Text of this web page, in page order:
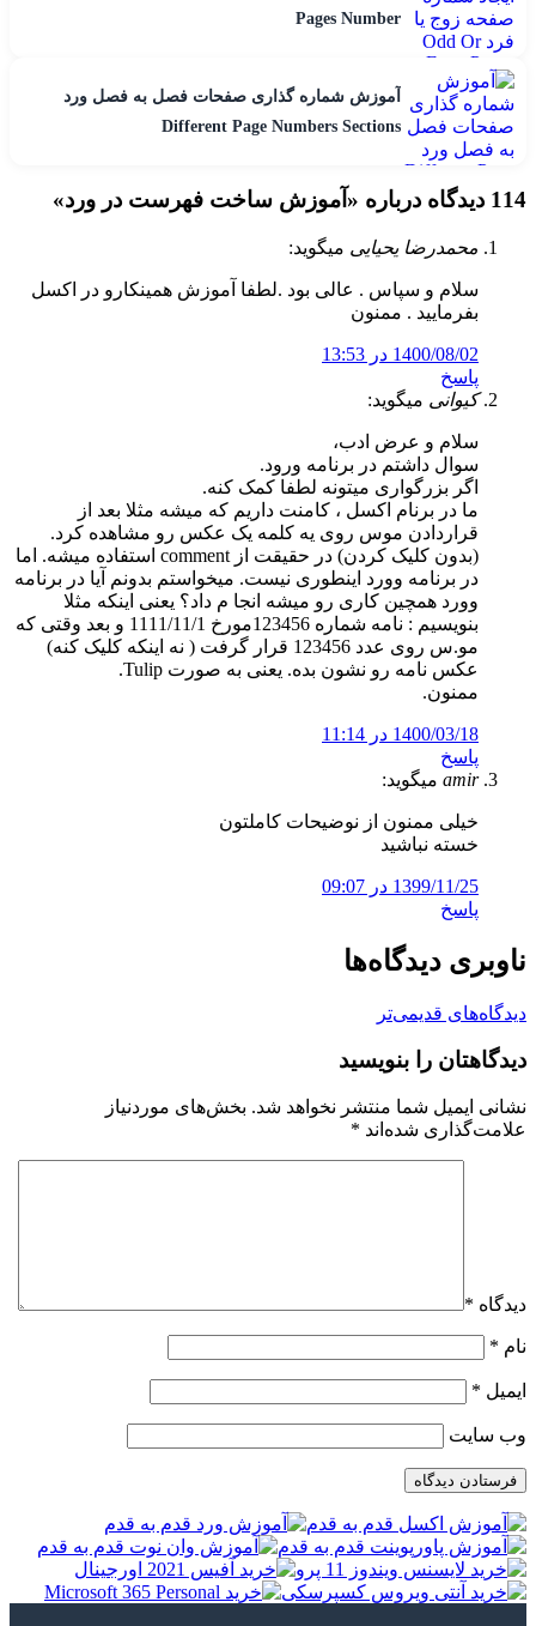
Pages Number
آموزش شماره گذاری صفحات فصل به فصل ورد
Different Page Numbers Sections
114 دیدگاه درباره « آموزش ساخت فهرست در ورد»
محمدرضا یحیایی میگوید:
سلام و سپاس . عالی بود .لطفا آموزش همینکارو در اکسل
بفرمایید . ممنون
1400/08/02 در 13:53
پاسخ
کیوانی میگوید:
سلام و عرض ادب،
سوال داشتم در برنامه ورود.
اگر بزرگواری میتونه لطفا کمک کنه.
ما در برنام اکسل ، کامنت داریم که میشه مثلا بعد از
قراردادن موس روی یه کلمه یک عکس رو مشاهده کرد.
(بدون کلیک کردن) در حقیقت از comment استفاده میشه. اما
در برنامه وورد اینطوری نیست. میخواستم بدونم آیا در برنامه
وورد همچین کاری رو میشه انجا م داد؟ یعنی اینکه مثلا
بنویسیم : نامه شماره 123456مورخ 1111/11/1 و بعد وقتی که
مو.س روی عدد 123456 قرار گرفت ( نه اینکه کلیک کنه)
عکس نامه رو نشون بده. یعنی به صورت Tulip.
ممنون.
1400/03/18 در 11:14
پاسخ
amir میگوید:
خیلی ممنون از نوضیحات کاملتون
خسته نباشید
1399/11/25 در 09:07
پاسخ
ناوبری دیدگاه‌ها
دیدگاه‌های قدیمی‌تر
دیدگاهتان را بنویسید
نشانی ایمیل شما منتشر نخواهد شد. بخش‌های موردنیاز
علامت‌گذاری شده‌اند *
دیدگاه *
نام *
ایمیل *
وب‌ سایت